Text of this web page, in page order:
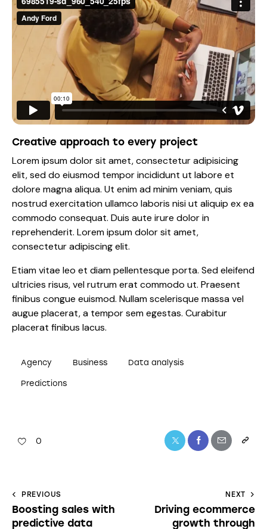
Creative approach to every project
Lorem ipsum dolor sit amet, consectetur adipisicing
elit, sed do eiusmod tempor incididunt ut labore et
dolore magna aliqua. Ut enim ad minim veniam, quis
nostrud exercitation ullamco laboris nisi ut aliquip ex ea
commodo consequat. Duis aute irure dolor in
reprehenderit. Lorem ipsum dolor sit amet,
consectetur adipiscing elit.
Etiam vitae leo et diam pellentesque porta. Sed eleifend
ultricies risus, vel rutrum erat commodo ut. Praesent
finibus congue euismod. Nullam scelerisque massa vel
augue placerat, a tempor sem egestas. Curabitur
placerat finibus lacus.
Agency Business Data analysis
Predictions
0
PREVIOUS
Boosting sales with
predictive data
NEXT
Driving ecommerce
growth through